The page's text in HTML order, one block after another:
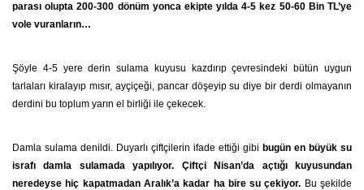
parası olupta 200-300 dönüm yonca ekipte yılda 4-5 kez 50-60 Bin TL’ye
vole vuranların…
Şöyle 4-5 yere derin sulama kuyusu kazdırıp çevresindeki bütün uygun
tarlaları kiralayıp mısır, ayçiçeği, pancar döşeyip su diye bir derdi olmayanın
derdini bu toplum yarın el birliği ile çekecek.
Damla sulama denildi. Duyarlı çiftçilerin ifade ettiği gibi bugün en büyük su
israfı damla sulamada yapılıyor. Çiftçi Nisan’da açtığı kuyusundan
neredeyse hiç kapatmadan Aralık’a kadar ha bire su çekiyor. Bu şekilde